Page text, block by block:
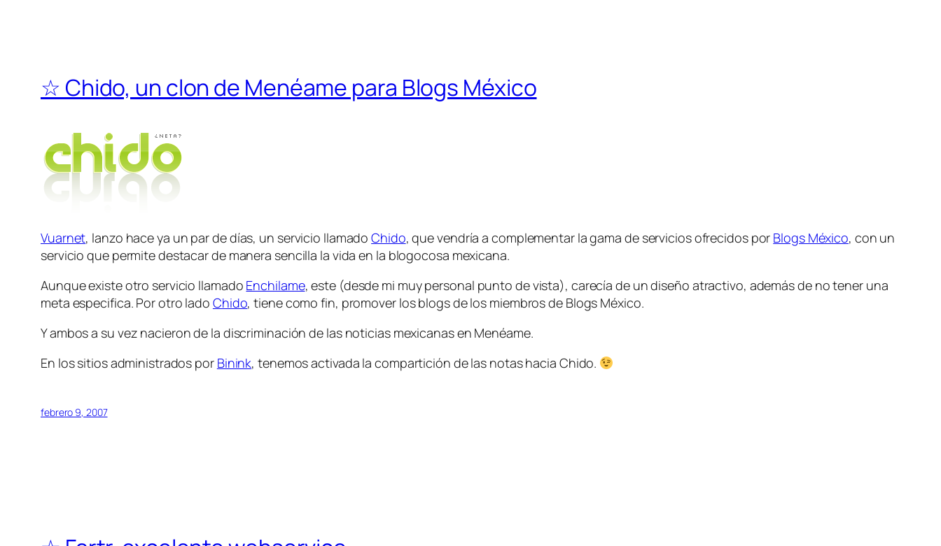
☆ Chido, un clon de Menéame para Blogs México
Vuarnet, lanzo hace ya un par de días, un servicio llamadoChido, que vendría a complementar la gama de servicios ofrecidos por Blogs México, con un
servicio que permite destacar de manera sencilla la vida en la blogocosa mexicana.
Aunque existe otro servicio llamado Enchilame, este (desde mi muy personal punto de vista), carecía de un diseño atractivo, además de no tener una
meta especifica. Por otro lado Chido, tiene como fin, promover los blogs de los miembros de Blogs México.
Y ambos a su vez nacieron de la discriminación de las noticias mexicanas en Menéame.
En los sitios administrados por Binink, tenemos activada la compartición de las notas hacia Chido.
febrero 9, 2007